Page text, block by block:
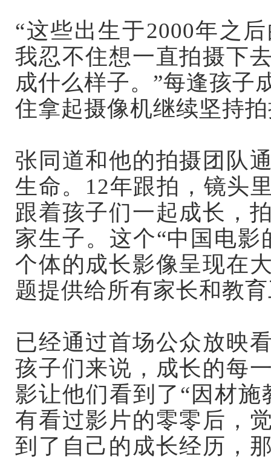
“这些出生于2000年之
我忍不住想一直拍摄下
成什么样子。”每逢孩子
住拿起摄像机继续坚持
张同道和他的拍摄团队
生命。12年跟拍，镜头
跟着孩子们一起成长，
家生子。 这个“中国电影
个体的成长影像呈现在
题提供给所有家长和教
已经通过首场公众放映
孩子们来说，成长的每
影让他们看到了“因材
有看过影片的零零后，
到了自己的成长经历，